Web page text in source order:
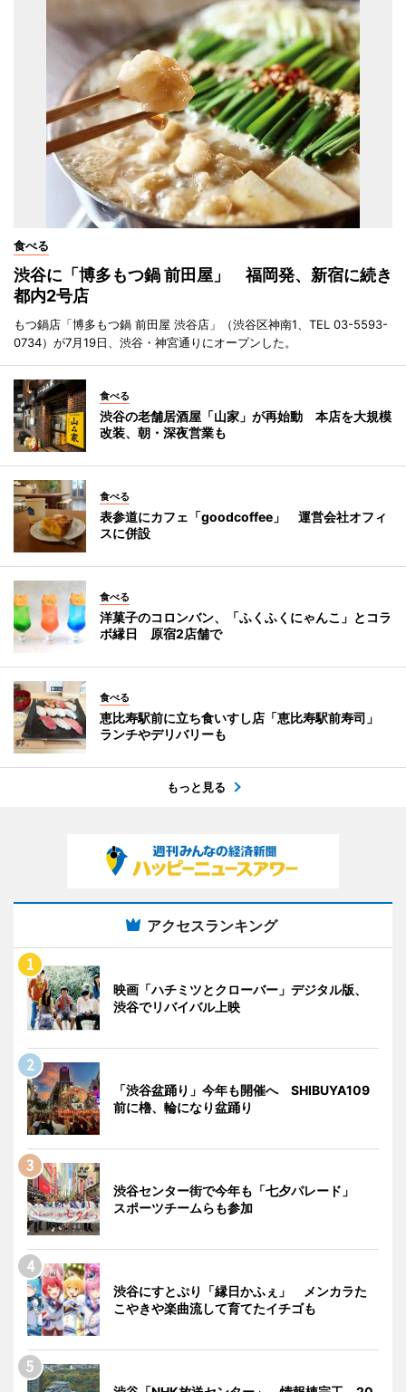
食べる
渋谷に「博多もつ鍋 前田屋」 福岡発、新宿に続き
都内2号店
もつ鍋店「博多もつ鍋 前田屋 渋谷店」（渋谷区神南1、TEL 03-5593-
0734）が7月19日、渋谷・神宮通りにオープンした。
食べる
渋谷の老舗居酒屋「山家」が再始動 本店を大規模
改装、朝・深夜営業も
食べる
表参道にカフェ「goodcoffee」 運営会社オフィ
スに併設
食べる
洋菓子のコロンバン、「ふくふくにゃんこ」とコラ
ボ縁日 原宿2店舗で
食べる
恵比寿駅前に立ち食いすし店「恵比寿駅前寿司」
ランチやデリバリーも
もっと見る
アクセスランキング
映画「ハチミツとクローバー」デジタル版、
渋谷でリバイバル上映
「渋谷盆踊り」今年も開催へ SHIBUYA109
前に櫓、輪になり盆踊り
渋谷センター街で今年も「七夕パレード」
スポーツチームらも参加
渋谷にすとぷり「縁日かふぇ」 メンカラた
こやきや楽曲流して育てたイチゴも